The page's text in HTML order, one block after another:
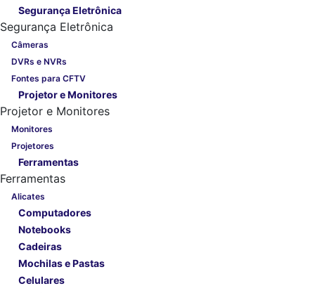
Segurança Eletrônica
Segurança Eletrônica
Câmeras
DVRs e NVRs
Fontes para CFTV
Projetor e Monitores
Projetor e Monitores
Monitores
Projetores
Ferramentas
Ferramentas
Alicates
Computadores
Notebooks
Cadeiras
Mochilas e Pastas
Celulares